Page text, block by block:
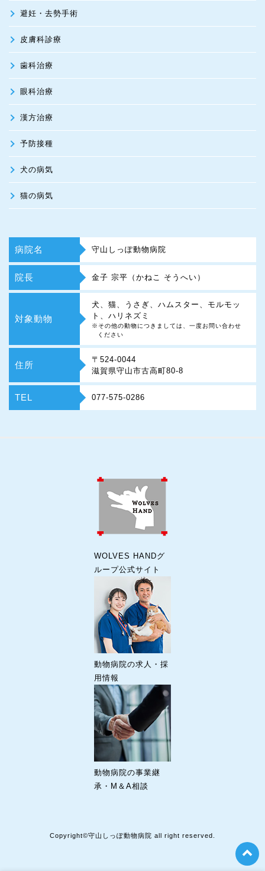
避妊・去勢手術
皮膚科診療
歯科治療
眼科治療
漢方治療
予防接種
犬の病気
猫の病気
病院名 守山しっぽ動物病院
院長 金子 宗平（かねこ そうへい）
対象動物
犬、猫、うさぎ、ハムスター、モルモッ
ト、ハリネズミ
※その他の動物につきましては、一度お問い合わせ
ください
住所
〒524-0044
滋賀県守山市古高町80-8
TEL 077-575-0286
WOLVES HANDグ
ループ公式サイト
動物病院の求人・採
用情報
動物病院の事業継
承・M＆A相談
Copyright©守山しっぽ動物病院 all right reserved.